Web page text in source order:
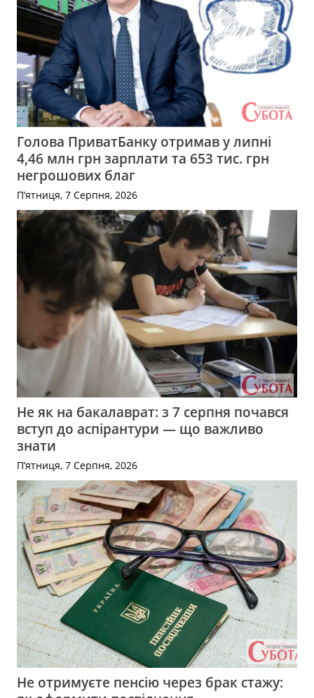
Голова ПриватБанку отримав у липні
4,46 млн грн зарплати та 653 тис. грн
негрошових благ
П’ятниця, 7 Серпня, 2026
Не як на бакалаврат: з 7 серпня почався
вступ до аспірантури — що важливо
знати
П’ятниця, 7 Серпня, 2026
Не отримуєте пенсію через брак стажу: